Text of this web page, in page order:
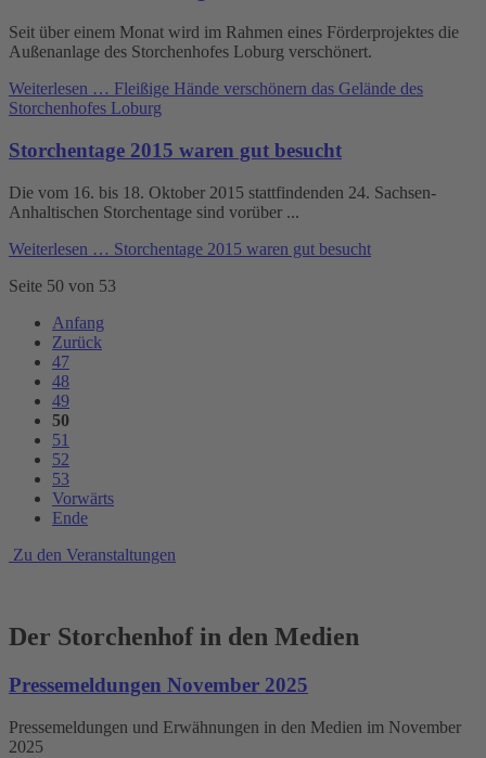
Seit über einem Monat wird im Rahmen eines Förderprojektes die
Außenanlage des Storchenhofes Loburg verschönert.
Weiterlesen … Fleißige Hände verschönern das Gelände des
Storchenhofes Loburg
Storchentage 2015 waren gut besucht
Die vom 16. bis 18. Oktober 2015 stattfindenden 24. Sachsen-
Anhaltischen Storchentage sind vorüber ...
Weiterlesen … Storchentage 2015 waren gut besucht
Seite 50 von 53
Anfang
Zurück
47
48
49
50
51
52
53
Vorwärts
Ende
Zu den Veranstaltungen
Der Storchenhof in den Medien
Pressemeldungen November 2025
Pressemeldungen und Erwähnungen in den Medien im November
2025